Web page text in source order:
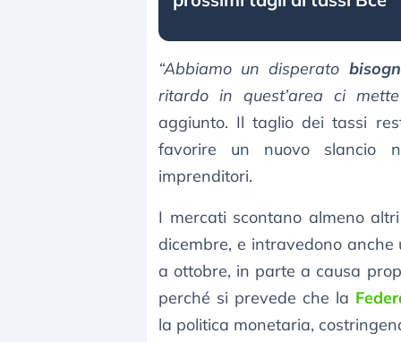
“Abbiamo un disperato
ritardo in quest’area ci
aggiunto. Il taglio dei tassi
favorire un nuovo slancio
imprenditori.
I mercati scontano almeno
dicembre, e intravedono
a ottobre, in parte a causa
perché si prevede che la
la politica monetaria,